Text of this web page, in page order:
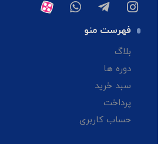
فهرست منو
بلاگ
دوره ها
سبد خرید
پرداخت
حساب کاربری